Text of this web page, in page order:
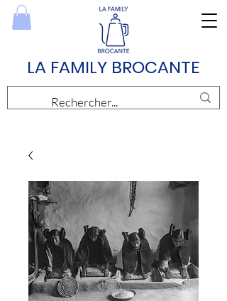
LA FAMILY BROCANTE